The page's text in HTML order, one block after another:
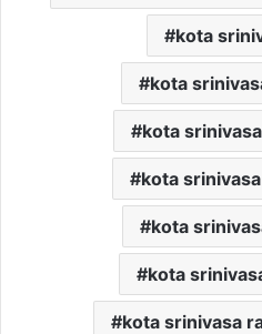
kota
kota
kota
kota
kota
kota
kota srinivasa